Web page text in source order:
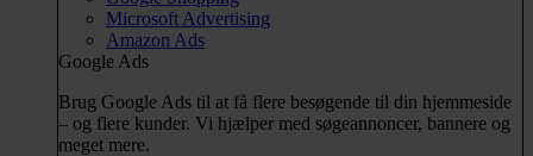
Microsoft Advertising
Amazon Ads
Google Ads
Brug Google Ads til at få flere besøgende til din hjemmeside
– og flere kunder. Vi hjælper med søgeannoncer, bannere og
meget mere.